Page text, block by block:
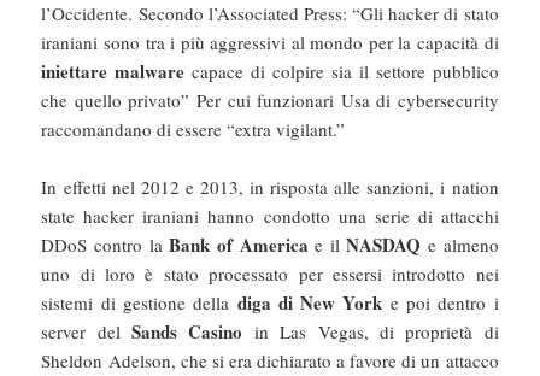
l’Occidente. Secondo l’Associated Press: “Gli hacker di stato
iraniani sono tra i più aggressivi al mondo per la capacità di
iniettare malware capace di colpire sia il settore pubblico
che quello privato” Per cui funzionari Usa di cybersecurity
raccomandano di essere “extra vigilant.”
In effetti nel 2012 e 2013, in risposta alle sanzioni, i nation
state hacker iraniani hanno condotto una serie di attacchi
DDoS contro laBank of America e ilNASDAQ e almeno
uno di loro è stato processato per essersi introdotto nei
sistemi di gestione della diga di New York e poi dentro i
server delSands Casino in Las Vegas, di proprietà di
Sheldon Adelson, che si era dichiarato a favore di un attacco